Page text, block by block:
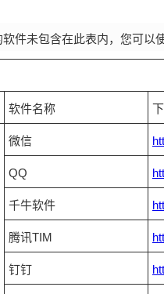
件未包含在此表内，您可以
软件名称
微信
QQ
千牛软件
腾讯TIM
钉钉